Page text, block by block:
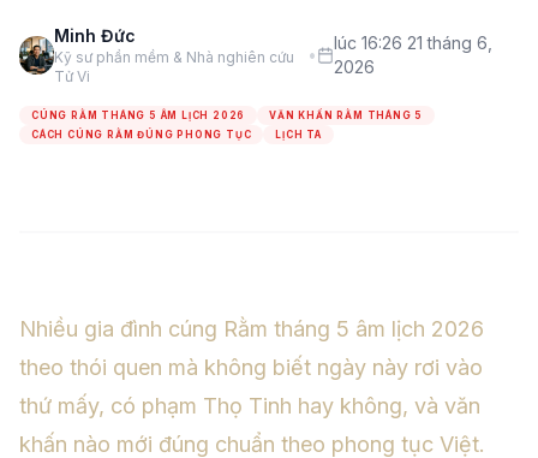
Minh Đức
Kỹ sư phần mềm & Nhà nghiên cứu
Tử Vi
•
lúc 16:26 21 tháng 6,
2026
CÚNG RẰM THÁNG 5 ÂM LỊCH 2026
VĂN KHẤN RẰM THÁNG 5
CÁCH CÚNG RẰM ĐÚNG PHONG TỤC
LỊCH TA
Nhiều gia đình cúng Rằm tháng 5 âm lịch 2026
theo thói quen mà không biết ngày này rơi vào
thứ mấy, có phạm Thọ Tinh hay không, và văn
khấn nào mới đúng chuẩn theo phong tục Việt.